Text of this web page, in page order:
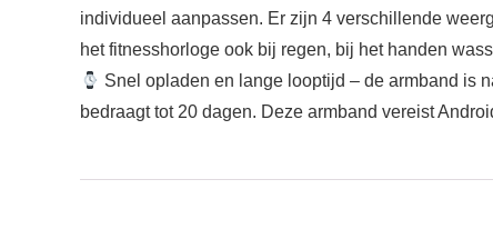
individueel aanpassen. Er zijn 4 verschillende
het fitnesshorloge ook bij regen, bij het handen
Snel opladen en lange looptijd – de armband is
bedraagt tot 20 dagen. Deze armband vereist